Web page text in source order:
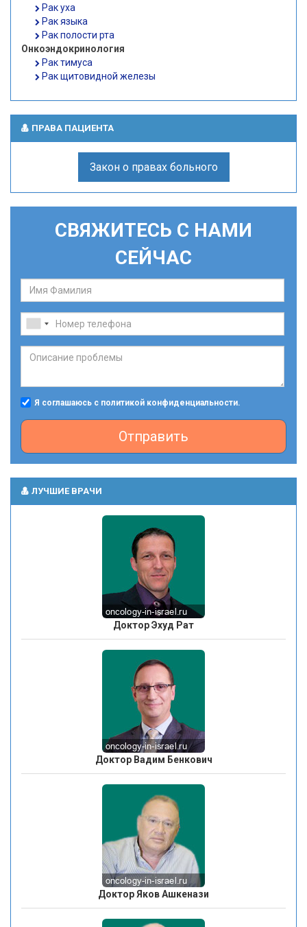
Рак уха
Рак языка
Рак полости рта
Онкоэндокринология
Рак тимуса
Рак щитовидной железы
ПРАВА ПАЦИЕНТА
Закон о правах больного
СВЯЖИТЕСЬ С НАМИ
СЕЙЧАС
Я соглашаюсь с политикой конфиденциальности.
Отправить
ЛУЧШИЕ ВРАЧИ
Доктор Эхуд Рат
Доктор Вадим Бенкович
Доктор Яков Ашкенази